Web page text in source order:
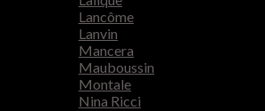
Lancôme
Lanvin
Mancera
Mauboussin
Montale
Nina Ricci